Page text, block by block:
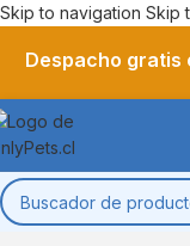
Skip to navigation Skip
Despacho gratis